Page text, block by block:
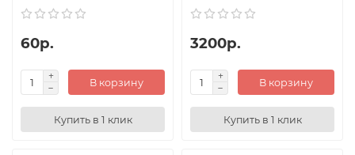
60р.
В корзину
Купить в 1 клик
3200р.
В корзину
Купить в 1 клик